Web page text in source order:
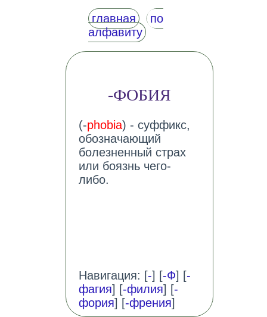
главная
по
алфавиту
-ФОБИЯ
(-phobia) - суффикс,
обозначающий
болезненный страх
или боязнь чего-
либо.
Навигация: [-] [-Ф] [-
фагия] [-филия] [-
фория] [-френия]